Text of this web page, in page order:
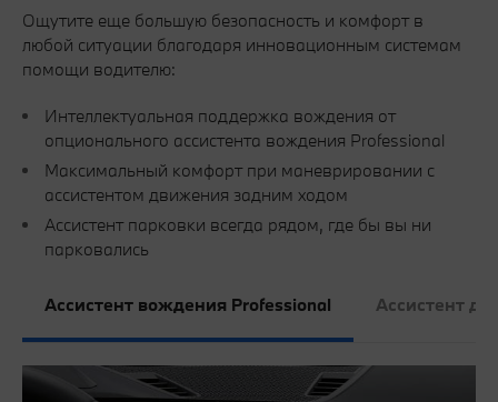
Ощутите еще большую безопасность и комфорт в
любой ситуации благодаря инновационным системам
помощи водителю:
Интеллектуальная поддержка вождения от
опционального ассистента вождения Professional
Максимальный комфорт при маневрировании с
ассистентом движения задним ходом
Ассистент парковки всегда рядом, где бы вы ни
парковались
Ассистент вождения Professional Ассистент